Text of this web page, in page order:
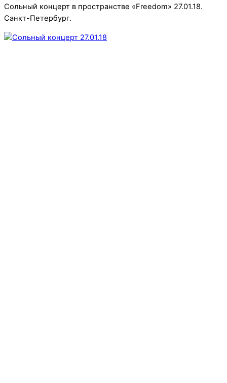
Сольный концерт в пространстве «Freedom» 27.01.18.
Санкт-Петербург.